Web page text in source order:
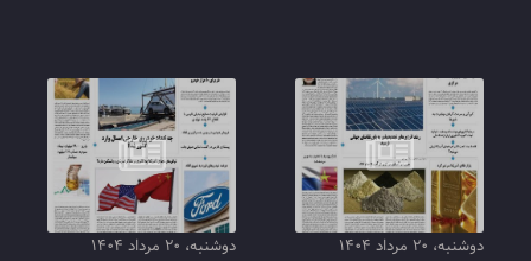
دوشنبه، ۲۰ مرداد ۱۴۰۴ دوشنبه، ۲۰ مرداد ۱۴۰۴